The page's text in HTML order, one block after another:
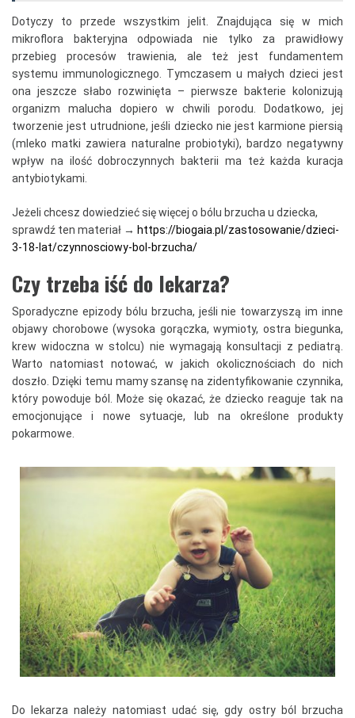
Dotyczy to przede wszystkim jelit. Znajdująca się w mich
mikroflora bakteryjna odpowiada nie tylko za prawidłowy
przebieg procesów trawienia, ale też jest fundamentem
systemu immunologicznego. Tymczasem u małych dzieci jest
ona jeszcze słabo rozwinięta – pierwsze bakterie kolonizują
organizm malucha dopiero w chwili porodu. Dodatkowo, jej
tworzenie jest utrudnione, jeśli dziecko nie jest karmione piersią
(mleko matki zawiera naturalne probiotyki), bardzo negatywny
wpływ na ilość dobroczynnych bakterii ma też każda kuracja
antybiotykami.
Jeżeli chcesz dowiedzieć się więcej o bólu brzucha u dziecka,
sprawdź ten materiał → https://biogaia.pl/zastosowanie/dzieci-
3-18-lat/czynnosciowy-bol-brzucha/
Czy trzeba iść do lekarza?
Sporadyczne epizody bólu brzucha, jeśli nie towarzyszą im inne
objawy chorobowe (wysoka gorączka, wymioty, ostra biegunka,
krew widoczna w stolcu) nie wymagają konsultacji z pediatrą.
Warto natomiast notować, w jakich okolicznościach do nich
doszło. Dzięki temu mamy szansę na zidentyfikowanie czynnika,
który powoduje ból. Może się okazać, że dziecko reaguje tak na
emocjonujące i nowe sytuacje, lub na określone produkty
pokarmowe.
Do lekarza należy natomiast udać się, gdy ostry ból brzucha